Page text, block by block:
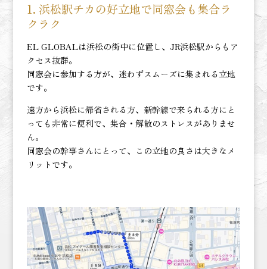
1. 浜松駅チカの好立地で同窓会も集合ラ
クラク
EL GLOBALは浜松の街中に位置し、JR浜松駅からもア
クセス抜群。
同窓会に参加する方が、迷わずスムーズに集まれる立地
です。
遠方から浜松に帰省される方、新幹線で来られる方にと
っても非常に便利で、集合・解散のストレスがありませ
ん。
同窓会の幹事さんにとって、この立地の良さは大きなメ
リットです。